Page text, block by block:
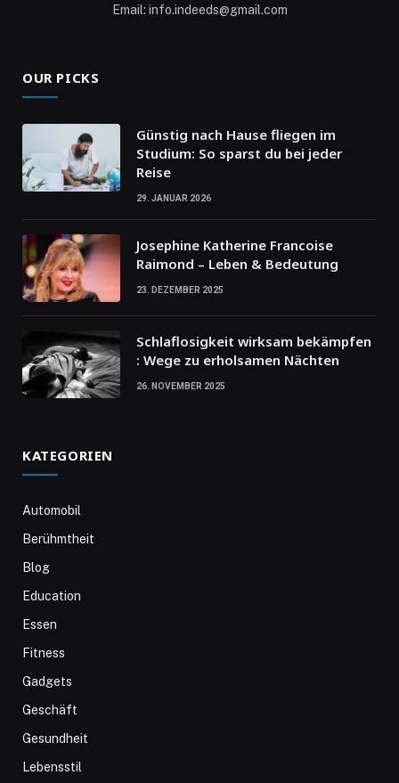
Email: info.indeeds@gmail.com
OUR PICKS
Günstig nach Hause fliegen im
Studium: So sparst du bei jeder
Reise
29. JANUAR 2026
Josephine Katherine Francoise
Raimond – Leben & Bedeutung
23. DEZEMBER 2025
Schlaflosigkeit wirksam bekämpfen
: Wege zu erholsamen Nächten
26. NOVEMBER 2025
KATEGORIEN
Automobil
Berühmtheit
Blog
Education
Essen
Fitness
Gadgets
Geschäft
Gesundheit
Lebensstil